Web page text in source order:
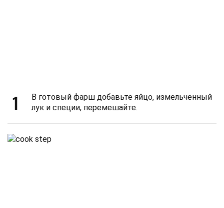
1
В готовый фарш добавьте яйцо, измельченный
лук и специи, перемешайте.